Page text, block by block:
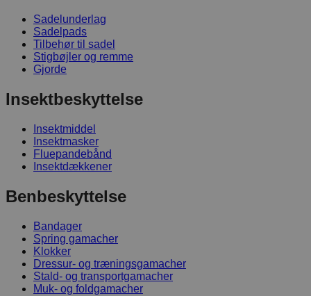
Sadelunderlag
Sadelpads
Tilbehør til sadel
Stigbøjler og remme
Gjorde
Insektbeskyttelse
Insektmiddel
Insektmasker
Fluepandebånd
Insektdækkener
Benbeskyttelse
Bandager
Spring gamacher
Klokker
Dressur- og træningsgamacher
Stald- og transportgamacher
Muk- og foldgamacher